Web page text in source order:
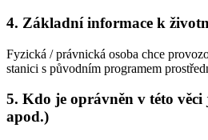
4. Základní informace k
Fyzická / právnická osoba chce
stanici s původním programem
5. Kdo je oprávněn v této
apod.)